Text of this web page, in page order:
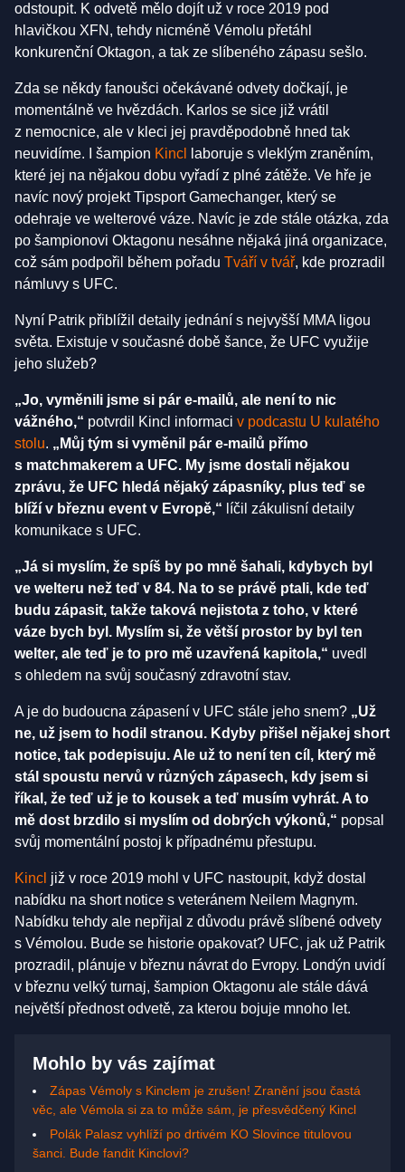
odstoupit. K odvetě mělo dojít už v roce 2019 pod
hlavičkou XFN, tehdy nicméně Vémolu přetáhl
konkurenční Oktagon, a tak ze slíbeného zápasu sešlo.
Zda se někdy fanoušci očekávané odvety dočkají, je
momentálně ve hvězdách. Karlos se sice již vrátil
z nemocnice, ale v kleci jej pravděpodobně hned tak
neuvidíme. I šampion Kincl
laboruje s vleklým zraněním,
které jej na nějakou dobu vyřadí z plné zátěže. Ve hře je
navíc nový projekt Tipsport Gamechanger, který se
odehraje ve welterové váze. Navíc je zde stále otázka, zda
po šampionovi Oktagonu nesáhne nějaká jiná organizace,
což sám podpořil během pořadu Tváří v tvář, kde prozradil
námluvy s UFC.
Nyní Patrik přiblížil detaily jednání s nejvyšší MMA ligou
světa. Existuje v současné době šance, že UFC využije
jeho služeb?
„Jo, vyměnili jsme si pár e-mailů, ale není to nic
vážného,“ potvrdil Kincl informaci v podcastu U kulatého
stolu. „Můj tým si vyměnil pár e-mailů přímo
s matchmakerem a UFC. My jsme dostali nějakou
zprávu, že UFC hledá nějaký zápasníky, plus teď se
blíží v březnu event v Evropě,“ líčil zákulisní detaily
komunikace s UFC.
„Já si myslím, že spíš by po mně šahali, kdybych byl
ve welteru než teď v 84. Na to se právě ptali, kde teď
budu zápasit, takže taková nejistota z toho, v které
váze bych byl. Myslím si, že větší prostor by byl ten
welter, ale teď je to pro mě uzavřená kapitola,“ uvedl
s ohledem na svůj současný zdravotní stav.
A je do budoucna zápasení v UFC stále jeho snem? „Už
ne, už jsem to hodil stranou. Kdyby přišel nějakej short
notice, tak podepisuju. Ale už to není ten cíl, který mě
stál spoustu nervů v různých zápasech, kdy jsem si
říkal, že teď už je to kousek a teď musím vyhrát. A to
mě dost brzdilo si myslím od dobrých výkonů,“ popsal
svůj momentální postoj k případnému přestupu.
Kincl již v roce 2019 mohl v UFC nastoupit, když dostal
nabídku na short notice s veteránem Neilem Magnym.
Nabídku tehdy ale nepřijal z důvodu právě slíbené odvety
s Vémolou. Bude se historie opakovat? UFC, jak už Patrik
prozradil, plánuje v březnu návrat do Evropy. Londýn uvidí
v březnu velký turnaj, šampion Oktagonu ale stále dává
největší přednost odvetě, za kterou bojuje mnoho let.
Mohlo by vás zajímat
Zápas Vémoly s Kinclem je zrušen! Zranění jsou častá
věc, ale Vémola si za to může sám, je přesvědčený Kincl
Polák Palasz vyhlíží po drtivém KO Slovince titulovou
šanci. Bude fandit Kinclovi?